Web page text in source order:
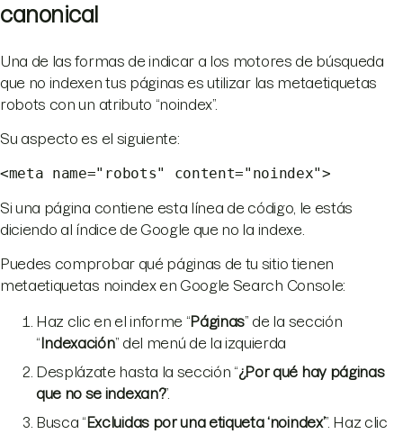
canonical
Una de las formas de indicar a los motores de búsqueda
que no indexen tus páginas es utilizar las metaetiquetas
robots con un atributo “noindex”.
Su aspecto es el siguiente:
<meta name="robots" content="noindex">
Si una página contiene esta línea de código, le estás
diciendo al índice de Google que no la indexe.
Puedes comprobar qué páginas de tu sitio tienen
metaetiquetas noindex en Google Search Console:
Haz clic en el informe “Páginas” de la sección
“Indexación” del menú de la izquierda
Desplázate hasta la sección “¿Por qué hay páginas
que no se indexan?”.
Busca “Excluidas por una etiqueta ‘noindex’”. Haz clic